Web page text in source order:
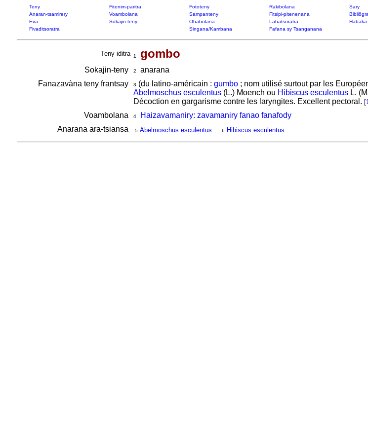
Teny Fitenim-paritra Fototeny Rakibolana Sary
Anaran-tsamirery
Voambolana Sampanteny Fitsipi-pitenenana
Eva
Sokajin-teny Ohabolana Lahatsoratra Habaka
Fivaditsoratra
Singana/Kambana Fafana sy Tsanganana
Teny iditra 1 gombo
Sokajin-teny 2
anarana
Fanazavàna teny frantsay
3 (du latino-américain : gumbo; nom utilisé surtout par les
Abelmoschus esculentus(L.) Moench ou Hibiscus esculentusL.
Décoction en gargarisme contre les laryngites. Excellent pectoral. [
Voambolana 4
Haizavamaniry: zavamaniry fanao fanafody
Anarana ara-tsiansa
5 Abelmoschus esculentus 6 Hibiscus esculentus